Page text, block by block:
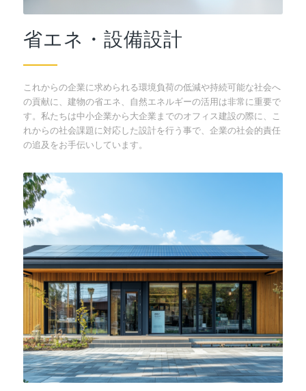
省エネ・設備設計
これからの企業に求められる環境負荷の低減や持続可能な社会へ
の貢献に、建物の省エネ、自然エネルギーの活用は非常に重要で
す。私たちは中小企業から大企業までのオフィス建設の際に、こ
れからの社会課題に対応した設計を行う事で、企業の社会的責任
の追及をお手伝いしています。